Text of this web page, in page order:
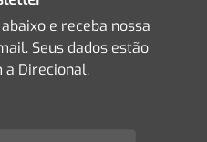
e receba nossa
Seus dados estão
a Direcional.